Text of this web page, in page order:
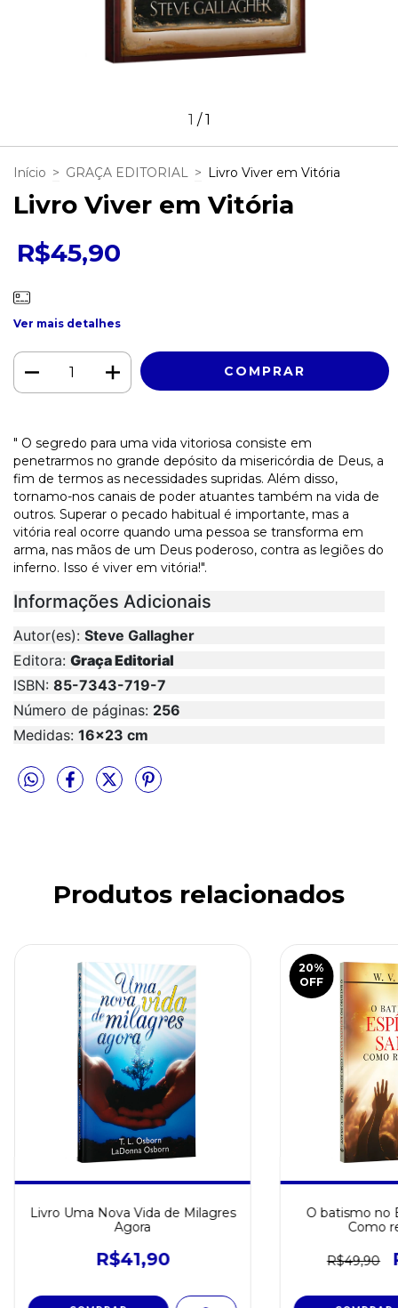
1 /1
Início > GRAÇA EDITORIAL > Livro Viver em Vitória
Livro Viver em Vitória
R$45,90
Ver mais detalhes
" O segredo para uma vida vitoriosa consiste em
penetrarmos no grande depósito da misericórdia de Deus, a
fim de termos as necessidades supridas. Além disso,
tornamo-nos canais de poder atuantes também na vida de
outros. Superar o pecado habitual é importante, mas a
vitória real ocorre quando uma pessoa se transforma em
arma, nas mãos de um Deus poderoso, contra as legiões do
inferno. Isso é viver em vitória!".
Informações Adicionais
Autor(es): Steve Gallagher
Editora: Graça Editorial
ISBN: 85-7343-719-7
Número de páginas: 256
Medidas: 16x23 cm
Produtos relacionados
Livro Uma Nova Vida de Milagres
Agora
R$41,90
20%
OFF
O batismo no
Como
R$49,90